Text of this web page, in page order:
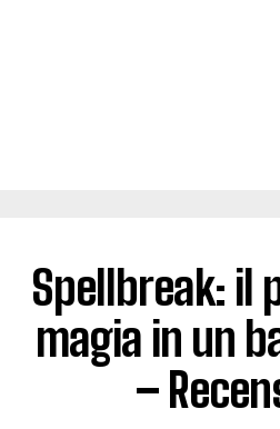
Spellbreak: il
magia in un
–